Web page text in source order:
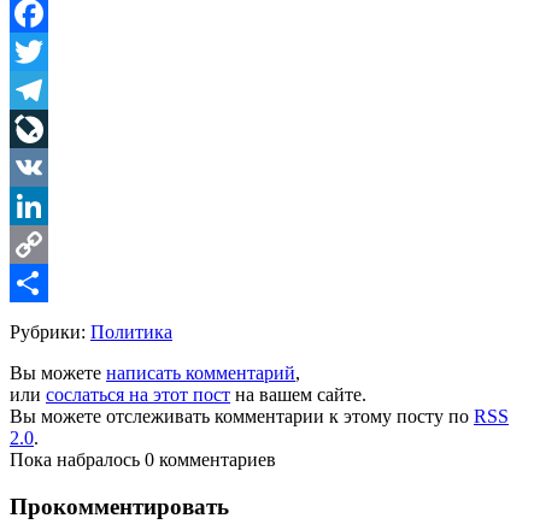
Facebook
Twitter
Telegram
LiveJournal
VK
LinkedIn
Copy
Link
Share
Рубрики: Политика
Вы можете написать комментарий,
или сослаться на этот пост на вашем сайте.
Вы можете отслеживать комментарии к этому посту по RSS
2.0.
Пока набралось 0 комментариев
Прокомментировать